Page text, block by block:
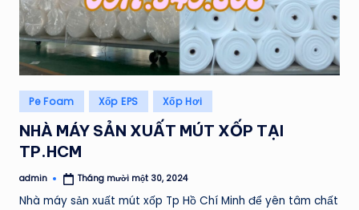
Posted
in
Pe Foam Xốp EPS Xốp Hơi
NHÀ MÁY SẢN XUẤT MÚT XỐP TẠI
TP.HCM
Posted
admin Tháng mười một 30, 2024
Nhà máy sản xuất mút xốp Tp Hồ Chí Minh để yên tâm chất